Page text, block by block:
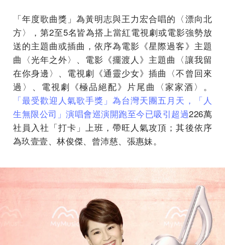
「年度歌曲獎」為黃明志與王力宏合唱的〈漂向北
方〉，第2至5名皆為搭上當紅電視劇或電影強勢放
送的主題曲或插曲，依序為電影《星際過客》主題
曲〈光年之外〉、電影《擺渡人》主題曲〈讓我留
在你身邊〉、電視劇《通靈少女》插曲〈不曾回來
過〉、電視劇《極品絕配》片尾曲〈家家酒〉。
「最受歡迎人氣歌手獎」為台灣天團五月天，「人
生無限公司」演唱會巡演開跑至今已吸引超過226萬
社員入社「打卡」上班，帶旺人氣攻頂；其後依序
為玖壹壹、林俊傑、曾沛慈、張惠妹。